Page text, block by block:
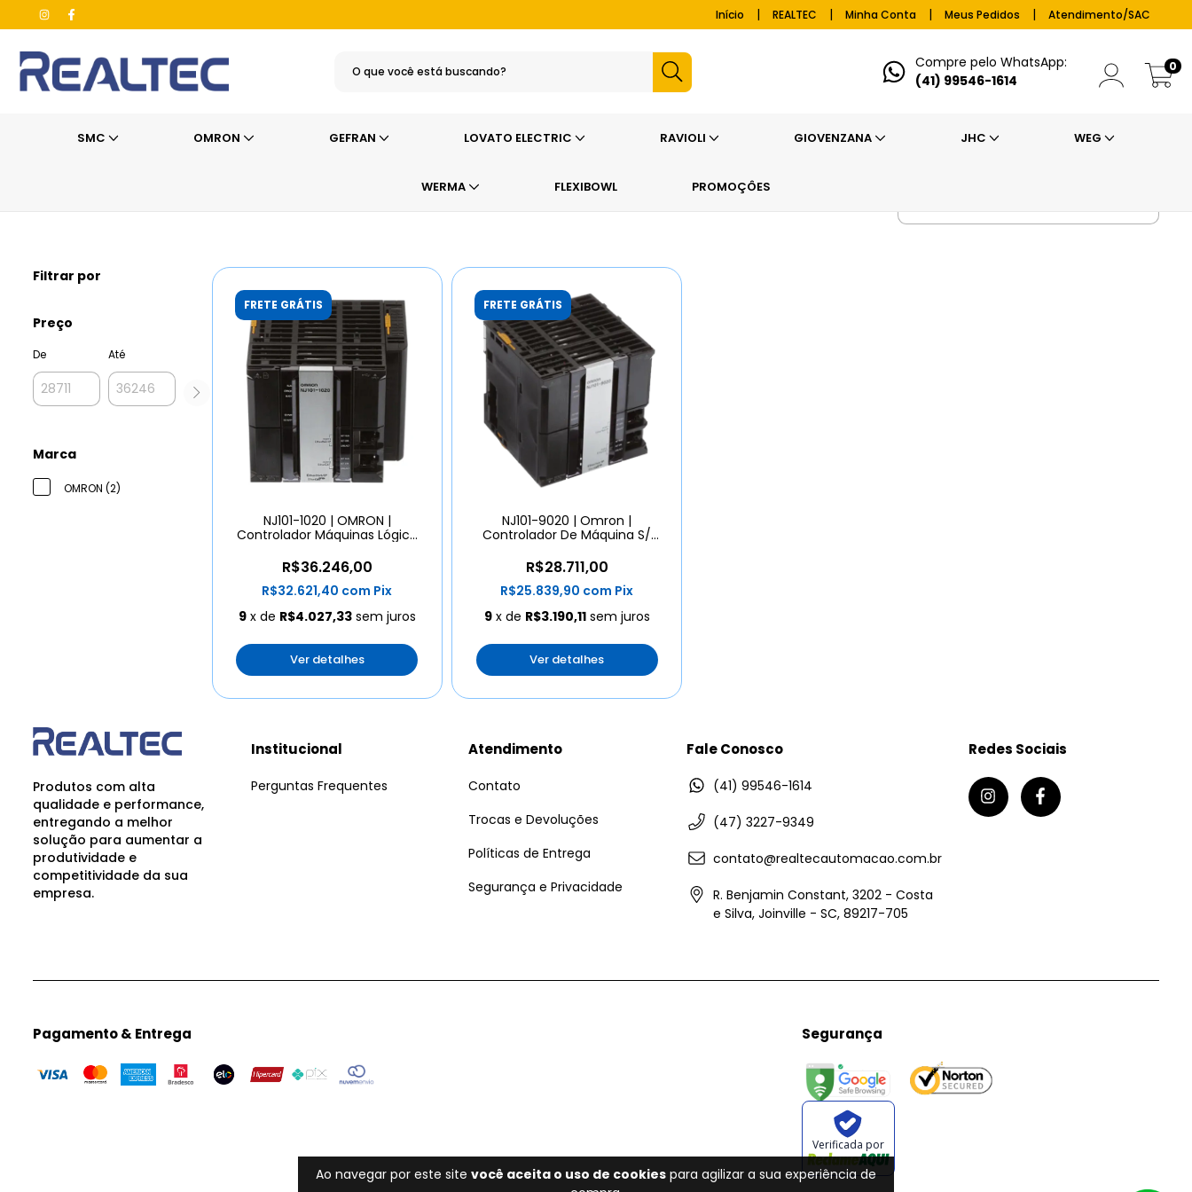
Início | REALTEC | Minha Conta | Meus Pedidos | Atendimento/SAC
Compre pelo WhatsApp:
(41) 99546-1614
0
SMC OMRON GEFRAN LOVATO ELECTRIC RAVIOLI GIOVENZANA JHC WEG
WERMA FLEXIBOWL PROMOÇÔES
Ao navegar por este site você aceita o uso de cookies para agilizar a sua experiência de
Filtrar por
Marca
OMRON (2)
Preço
De Até
FRETE GRÁTIS
NJ101-1020 | OMRON |
Controlador Máquinas Lógica
R$36.246,00
R$32.621,40 com Pix
9 x de R$4.027,33 sem juros
Ver detalhes
FRETE GRÁTIS
NJ101-9020 | Omron |
Controlador De Máquina S/
R$28.711,00
R$25.839,90 com Pix
9 x de R$3.190,11 sem juros
Ver detalhes
Produtos com alta
qualidade e performance,
entregando a melhor
solução para aumentar a
produtividade e
competitividade da sua
empresa.
Institucional
Perguntas Frequentes
Atendimento
Contato
Trocas e Devoluções
Políticas de Entrega
Segurança e Privacidade
Fale Conosco
(41) 99546-1614
(47) 3227-9349
contato@realtecautomacao.com.br
R. Benjamin Constant, 3202 - Costa
e Silva, Joinville - SC, 89217-705
Redes Sociais
Pagamento & Entrega Segurança
Verificada por